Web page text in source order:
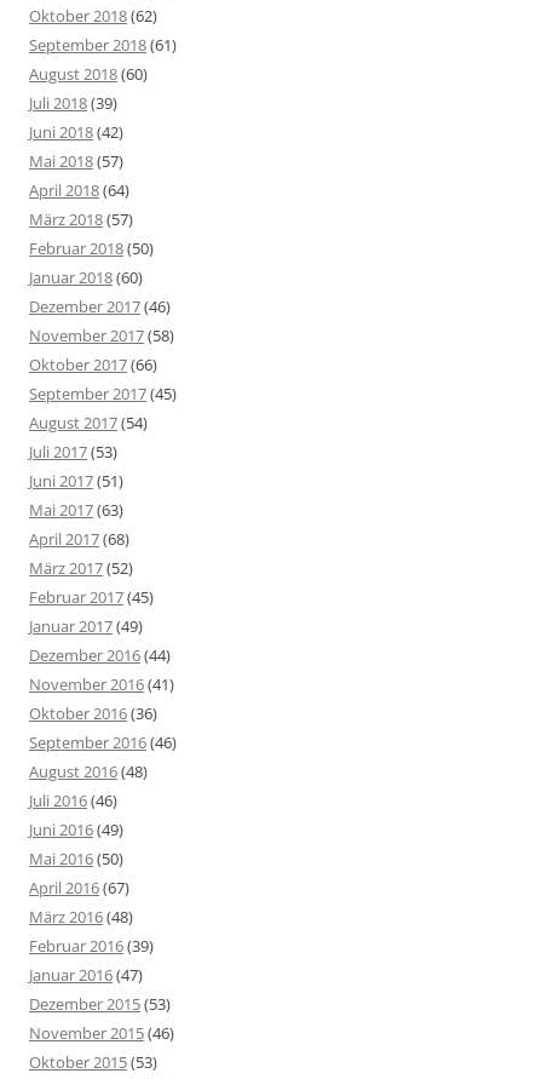
Oktober 2018(62)
September 2018(61)
August 2018(60)
Juli 2018(39)
Juni 2018(42)
Mai 2018(57)
April 2018(64)
März 2018(57)
Februar 2018(50)
Januar 2018(60)
Dezember 2017(46)
November 2017(58)
Oktober 2017(66)
September 2017(45)
August 2017(54)
Juli 2017(53)
Juni 2017(51)
Mai 2017(63)
April 2017(68)
März 2017(52)
Februar 2017(45)
Januar 2017(49)
Dezember 2016(44)
November 2016(41)
Oktober 2016(36)
September 2016(46)
August 2016(48)
Juli 2016(46)
Juni 2016(49)
Mai 2016(50)
April 2016(67)
März 2016(48)
Februar 2016(39)
Januar 2016(47)
Dezember 2015(53)
November 2015(46)
Oktober 2015(53)